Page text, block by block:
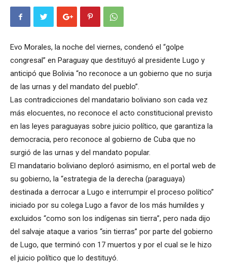
Evo Morales, la noche del viernes, condenó el “golpe
congresal” en Paraguay que destituyó al presidente Lugo y
anticipó que Bolivia “no reconoce a un gobierno que no surja
de las urnas y del mandato del pueblo”.
Las contradicciones del mandatario boliviano son cada vez
más elocuentes, no reconoce el acto constitucional previsto
en las leyes paraguayas sobre juicio político, que garantiza la
democracia, pero reconoce al gobierno de Cuba que no
surgió de las urnas y del mandato popular.
El mandatario boliviano deploró asimismo, en el portal web de
su gobierno, la “estrategia de la derecha (paraguaya)
destinada a derrocar a Lugo e interrumpir el proceso político”
iniciado por su colega Lugo a favor de los más humildes y
excluidos “como son los indígenas sin tierra”, pero nada dijo
del salvaje ataque a varios “sin tierras” por parte del gobierno
de Lugo, que terminó con 17 muertos y por el cual se le hizo
el juicio político que lo destituyó.